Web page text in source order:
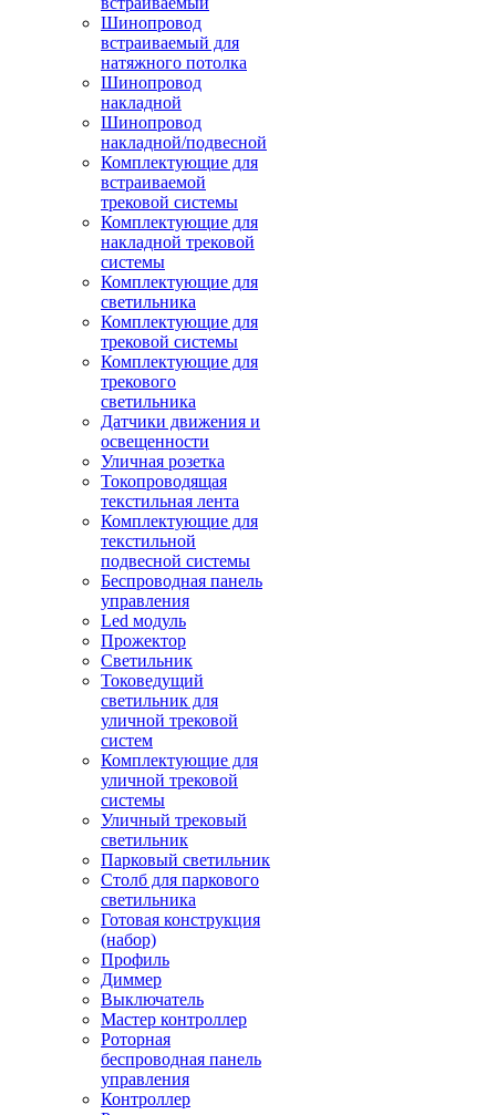
Шинопровод
встраиваемый для
натяжного потолка
Шинопровод
накладной
Шинопровод
накладной/подвесной
Комплектующие для
встраиваемой
трековой системы
Комплектующие для
накладной трековой
системы
Комплектующие для
светильника
Комплектующие для
трековой системы
Комплектующие для
трекового
светильника
Датчики движения и
освещенности
Уличная розетка
Токопроводящая
текстильная лента
Комплектующие для
текстильной
подвесной системы
Беспроводная панель
управления
Led модуль
Прожектор
Светильник
Токоведущий
светильник для
уличной трековой
систем
Комплектующие для
уличной трековой
системы
Уличный трековый
светильник
Парковый светильник
Столб для паркового
светильника
Готовая конструкция
(набор)
Профиль
Диммер
Выключатель
Мастер контроллер
Роторная
беспроводная панель
управления
Контроллер